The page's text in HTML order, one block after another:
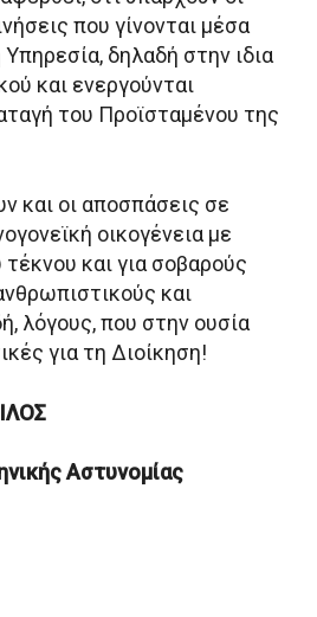
που γίνονται μέσα
δηλαδή στην ιδια
και ενεργούνται
του Προϊσταμένου της
και οι αποσπάσεις σε
οικογένεια με
τέκνου και για σοβαρούς
και
λόγους, που στην ουσία
για τη Διοίκηση!
Αστυνομίας